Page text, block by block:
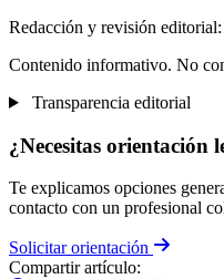
Redacción y revisión
Contenido informativo. No
Transparencia editorial
¿Necesitas orientación
Te explicamos opciones
contacto con un profesional
Solicitar orientación
Compartir artículo: